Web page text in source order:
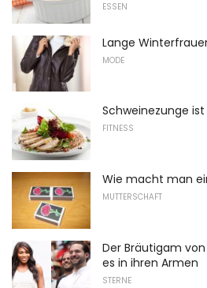
ESSEN
Lange
MODE
Schweinezunge
FITNESS
Wie macht man
MUTTERSCHAFT
Der Bräutigam
es in ihren Armen
STERNE